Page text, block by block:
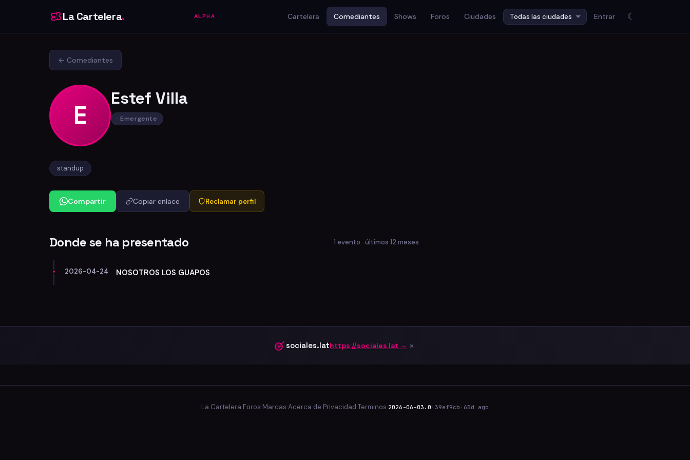
La Cartelera. ALPHA Cartelera Comediantes Shows Foros Ciudades Entrar ☾
← Comediantes
E
Estef Villa
· Emergente
standup
Compartir Copiar enlace Reclamar perfil
Donde se ha presentado 1 evento · últimos 12 meses
2026-04-24 NOSOTROS LOS GUAPOS
sociales.lathttps://sociales.lat → ×
La Cartelera·Foros·Marcas·Acerca de·Privacidad·Terminos·2026-06-03.0 · 39ef9cb · 65d ago